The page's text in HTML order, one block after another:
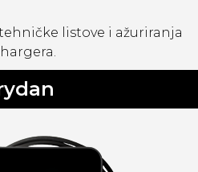
listove i ažuriranja